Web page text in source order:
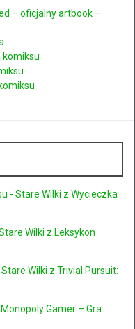
– oficjalny artbook –
komiksu
- Stare Wilki z Wycieczka
Wilki z Leksykon
Wilki z Trivial Pursuit:
Monopoly Gamer – Gra